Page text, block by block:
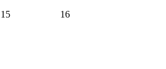
15 16